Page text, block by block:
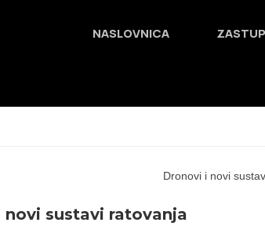
NASLOVNICA
novi sustavi ratovanja